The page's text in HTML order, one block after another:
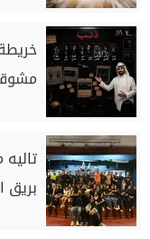
بريق